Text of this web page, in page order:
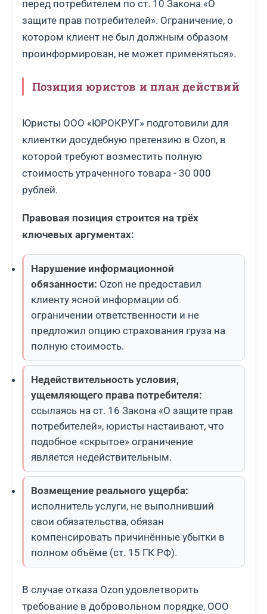
перед потребителем по ст. 10 Закона «О
защите прав потребителей». Ограничение, о
котором клиент не был должным образом
проинформирован, не может применяться».
Позиция юристов и план действий
Юристы ООО «ЮРОКРУГ» подготовили для
клиентки досудебную претензию в Ozon, в
которой требуют возместить полную
стоимость утраченного товара - 30 000
рублей.
Правовая позиция строится на трёх
ключевых аргументах:
Нарушение информационной
обязанности: Ozon не предоставил
клиенту ясной информации об
ограничении ответственности и не
предложил опцию страхования груза на
полную стоимость.
Недействительность условия,
ущемляющего права потребителя:
ссылаясь на ст. 16 Закона «О защите прав
потребителей», юристы настаивают, что
подобное «скрытое» ограничение
является недействительным.
Возмещение реального ущерба:
исполнитель услуги, не выполнивший
свои обязательства, обязан
компенсировать причинённые убытки в
полном объёме (ст. 15 ГК РФ).
В случае отказа Ozon удовлетворить
требование в добровольном порядке, ООО